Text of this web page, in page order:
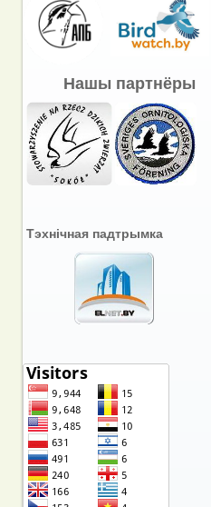
Нашы партнёры
Тэхнічная падтрымка